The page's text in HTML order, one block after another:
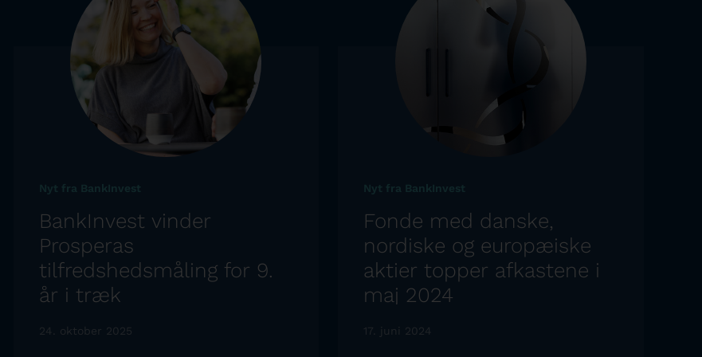
Nyt fra BankInvest
BankInvest vinder
Prosperas
tilfredshedsmåling for 9.
år i træk
24. oktober 2025
Nyt fra BankInvest
Fonde med danske,
nordiske og europæiske
aktier topper afkastene i
maj 2024
17. juni 2024